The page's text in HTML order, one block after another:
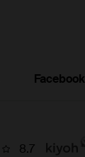
Facebook
8.7